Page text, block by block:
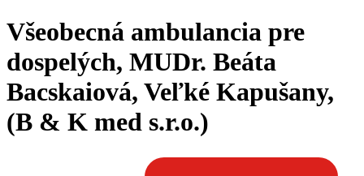
Všeobecná ambulancia pre
dospelých, MUDr. Beáta
Bacskaiová, Veľké Kapušany,
(B & K med s.r.o.)